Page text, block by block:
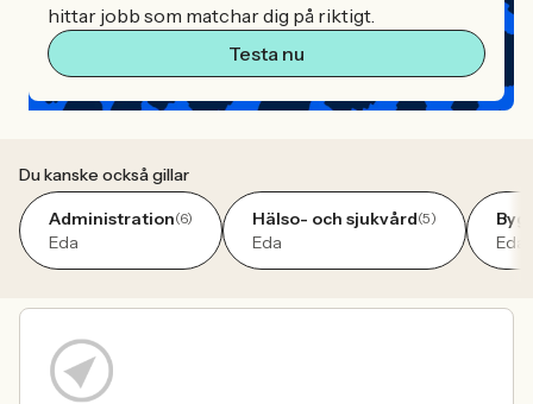
hittar jobb som matchar dig på riktigt.
Testa nu
Du kanske också gillar
Administration(6)
Eda
Hälso- och sjukvård(5)
Eda
Eda